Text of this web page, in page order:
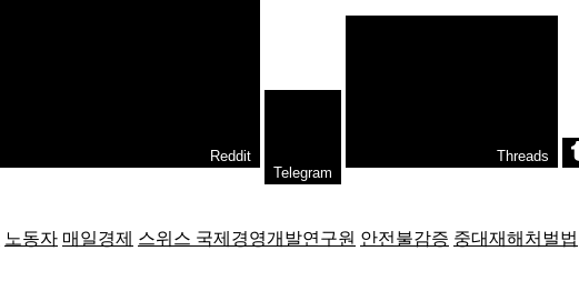
Reddit
Telegram
Threads
노동자 매일경제 스위스 국제경영개발연구원 안전불감증 중대재해처벌법